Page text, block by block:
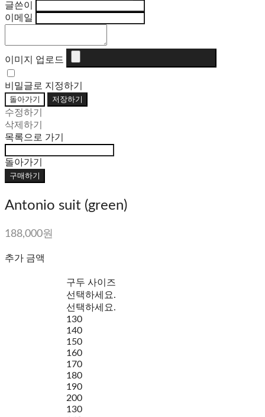
글쓴이
이메일
이미지 업로드
비밀글로 지정하기
돌아가기 저장하기
수정하기
삭제하기
목록으로 가기
돌아가기
구매하기
Antonio suit (green)
188,000원
추가 금액
구두 사이즈
선택하세요.
선택하세요.
130
140
150
160
170
180
190
200
130